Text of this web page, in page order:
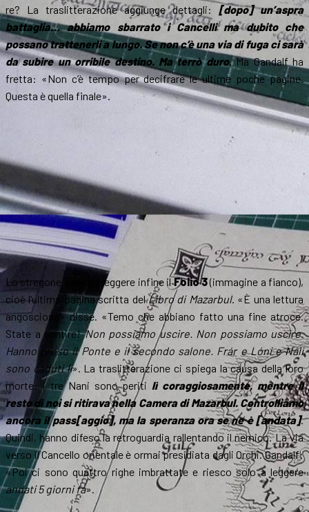
re? La traslitterazione aggiunge dettagli: [dopo] un’aspra
battaglia… abbiamo sbarrato i Cancelli ma dubito che
possano trattenerli a lungo. Se non c’è una via di fuga ci sarà
da subire un orribile destino. Ma terrò duro. Ma Gandalf ha
fretta: «Non c’è tempo per decifrare le ultime poche pagine.
Questa è quella finale».
Lo stregone passa a leggere infine ilFolio 3(immagine a fianco),
cioè l’ultima pagina scritta delLibro di Mazarbul. «È una lettura
angosciosa» disse. «Temo che abbiano fatto una fine atroce.
State a sentire!Non possiamo uscire. Non possiamo uscire.
Hanno preso il Ponte e il secondo salone. Frár e Lóni e Náli
sono caduti lì». La traslitterazione ci spiega la causa della loro
morte: i tre Nani sono periti lì coraggiosamente, mentre il
resto di noi si ritirava nella Camera di Mazarbul. Controlliamo
ancora il pass[aggio], ma la speranza ora se ne è [andata].
Quindi, hanno difeso la retroguardia rallentando il nemico. La via
verso il Cancello orientale è ormai presidiata dagli Orchi. Gandalf:
«Poi ci sono quattro righe imbrattate e riesco solo a leggere
andati 5 giorni fa».